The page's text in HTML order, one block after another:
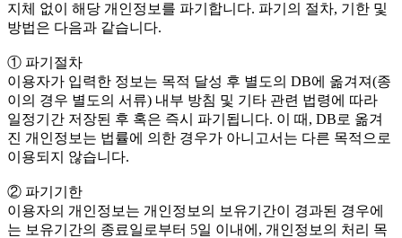
지체 없이 해당 개인정보를 파기합니다. 파기의 절차, 기한 및
방법은 다음과 같습니다.
① 파기절차
이용자가 입력한 정보는 목적 달성 후 별도의 DB에 옮겨져(종
이의 경우 별도의 서류) 내부 방침 및 기타 관련 법령에 따라
일정기간 저장된 후 혹은 즉시 파기됩니다. 이 때, DB로 옮겨
진 개인정보는 법률에 의한 경우가 아니고서는 다른 목적으로
이용되지 않습니다.
② 파기기한
이용자의 개인정보는 개인정보의 보유기간이 경과된 경우에
는 보유기간의 종료일로부터 5일 이내에, 개인정보의 처리 목